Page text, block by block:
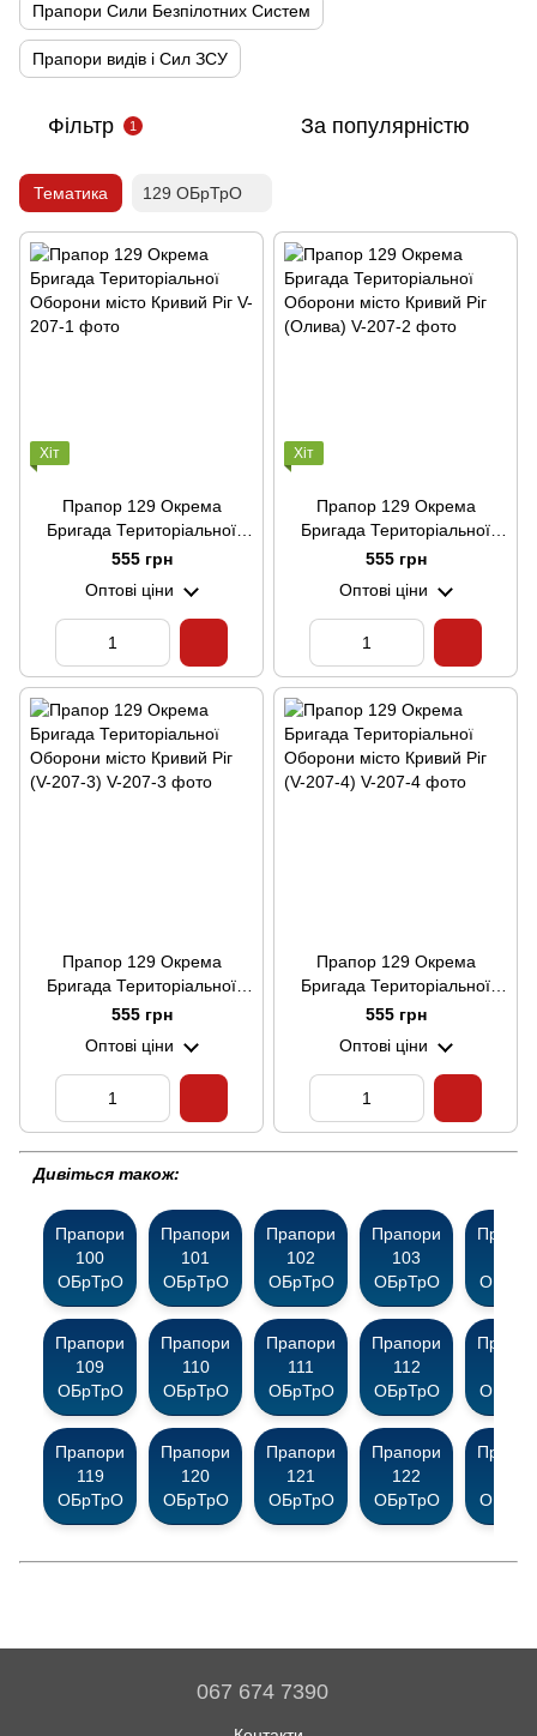
Прапори Сили Безпілотних Систем
Прапори видів і Сил ЗСУ
Фільтр 1 За популярністю
Тематика 129 ОБрТрО
Хіт
Прапор 129 Окрема
Бригада Територіальної
Оборони місто Кривий Ріг
555 грн
Оптові ціни
Хіт
Прапор 129 Окрема
Бригада Територіальної
Оборони місто Кривий Ріг
555 грн
Оптові ціни
Прапор 129 Окрема
Бригада Територіальної
Оборони місто Кривий Ріг
555 грн
Оптові ціни
Прапор 129 Окрема
Бригада Територіальної
Оборони місто Кривий Ріг
555 грн
Оптові ціни
Дивіться також:
Прапори
100
ОБрТрО
Прапори
101
ОБрТрО
Прапори
102
ОБрТрО
Прапори
103
ОБрТрО
Прапори
109
ОБрТрО
Прапори
110
ОБрТрО
Прапори
111
ОБрТрО
Прапори
112
ОБрТрО
Прапори
119
ОБрТрО
Прапори
120
ОБрТрО
Прапори
121
ОБрТрО
Прапори
122
ОБрТрО
067 674 7390